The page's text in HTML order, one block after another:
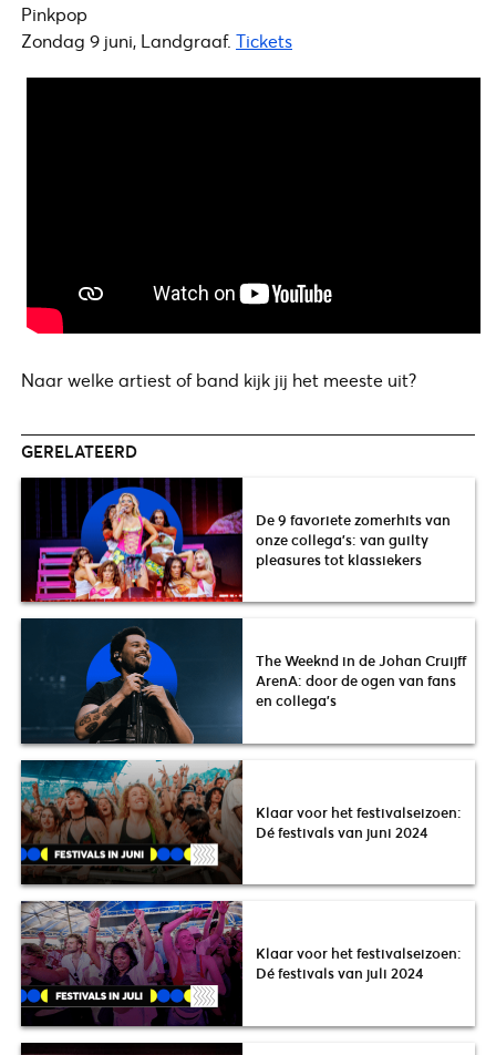
Pinkpop
Zondag 9 juni, Landgraaf. Tickets
Naar welke artiest of band kijk jij het meeste uit?
GERELATEERD
De 9 favoriete zomerhits van
onze collega’s: van guilty
pleasures tot klassiekers
The Weeknd in de Johan Cruijff
ArenA: door de ogen van fans
en collega’s
Klaar voor het festivalseizoen:
Dé festivals van juni 2024
Klaar voor het festivalseizoen:
Dé festivals van juli 2024